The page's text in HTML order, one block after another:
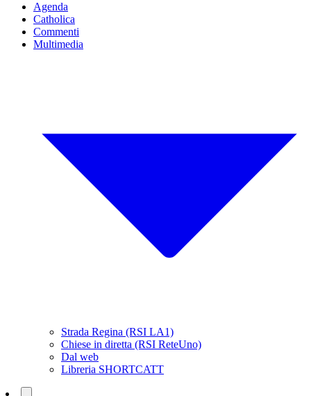
Agenda
Catholica
Commenti
Multimedia
Strada Regina (RSI LA1)
Chiese in diretta (RSI ReteUno)
Dal web
Libreria SHORTCATT